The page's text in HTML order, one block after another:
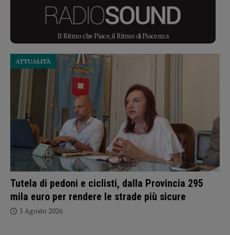
Il Ritmo che Piace, il Ritmo di Piacenza
Tutela di pedoni e ciclisti, dalla Provincia 295
mila euro per rendere le strade più sicure
ATTUALITÀ
5 Agosto 2026